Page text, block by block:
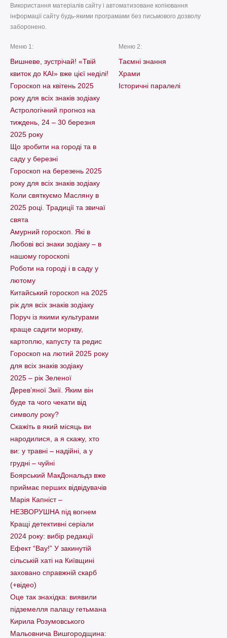
Використання матеріалів сайту і автоматизоване копіювання
інформації сайту будь-якими програмами без письмового дозволу
заборонено.
Меню 1:
Вишневе, зустрічай! «Твій
квиток до КАІ» вже цієї неділі!
Гороскоп на квітень 2025
року для всіх знаків зодіаку
Астрологічний прогноз на
тиждень, 24 – 30 березня
2025 року
Що зробити на городі та в
саду у березні
Гороскоп на березень 2025
року для всіх знаків зодіаку
Коли святкуємо Масляну в
2025 році. Традиції та звичаї
свята
Амурний гороскоп. Які в
Любові всі знаки зодіаку – в
нашому гороскопі
Pоботи на городі і в саду у
лютому
Китайський гороскоп на 2025
рік для всіх знаків зодіаку
Поруч із якими культурами
краще садити моркву,
картоплю, капусту та редис
Гороскоп на лютий 2025 року
для всіх знаків зодіаку
2025 – рік Зеленої
Дерев’яної Змії. Яким він
буде та чого чекати від
символу року?
Скажіть в який місяць ви
народилися, а я скажу, хто
ви: у травні – надійні, а у
грудні – чуйні
Боярський МакДональдз вже
приймає перших відвідувачів
Марія Капніст –
НЕЗВОРУШНА під вогнем
Кращі детективні серіали
2024 року: вибір редакції
Ефект “Вау!” У закинутій
сільській хаті на Київщині
заховано справжній скарб
(+відео)
Оце так знахідка: виявили
підземелля палацу гетьмана
Кирила Розумовського
Мальовнича Вишгородщина:
Меню 2:
Таємні знання
Храми
Історичні паралелі